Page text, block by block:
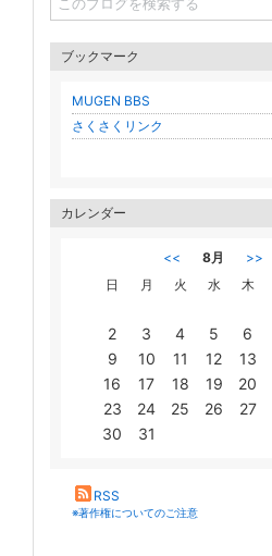
ブックマーク
MUGEN BBS
さくさくリンク
カレンダー
<< 8月
>>
日
月 火 水 木
2
3 4 5 6
9
10 11 12 13
16
17 18 19 20
23
24 25 26 27
30
31
RSS
※著作権についてのご注意